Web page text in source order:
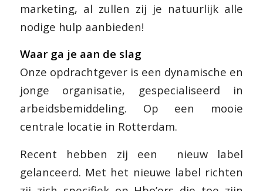
marketing, al zullen zij je natuurlijk alle
nodige hulp aanbieden!
Waar ga je aan de slag
Onze opdrachtgever is een dynamische en
jonge organisatie, gespecialiseerd in
arbeidsbemiddeling. Op een mooie
centrale locatie in Rotterdam.
Recent hebben zij een nieuw label
gelanceerd. Met het nieuwe label richten